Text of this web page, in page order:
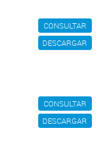
CONSULTAR
DESCARGAR
CONSULTAR
DESCARGAR